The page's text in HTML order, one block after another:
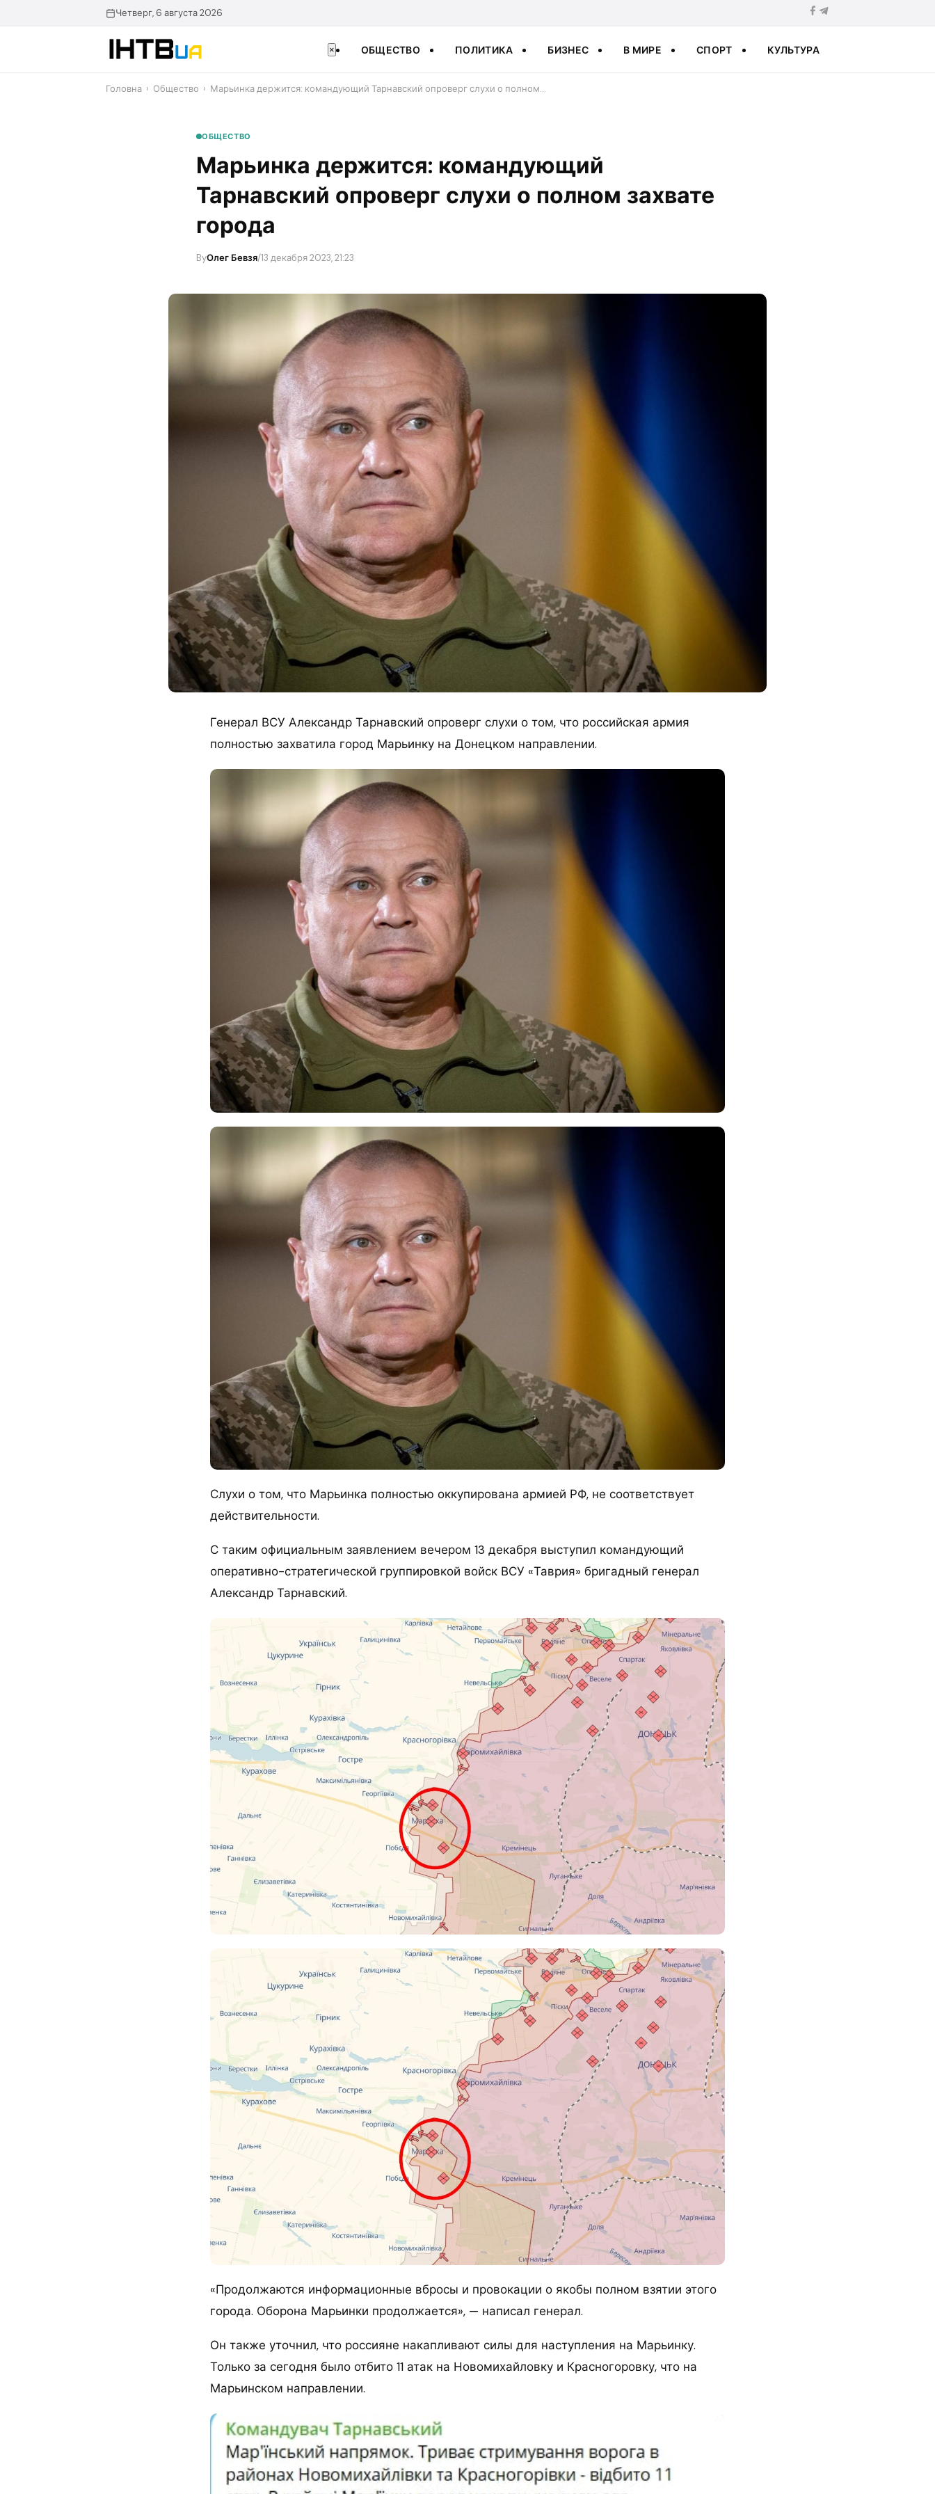
Четверг, 6 августа 2026
× ОБЩЕСТВО ПОЛИТИКА БИЗНЕС В МИРЕ СПОРТ КУЛЬТУРА
Головна › Общество › ​Марьинка держится: командующий Тарнавский опроверг слухи о полном…
ОБЩЕСТВО
​Марьинка держится: командующий
Тарнавский опроверг слухи о полном захвате
города
ByОлег Бевзя/13 декабря 2023, 21:23
Генерал ВСУ Александр Тарнавский опроверг слухи о том, что российская армия
полностью захватила город Марьинку на Донецком направлении.
Слухи о том, что Марьинка полностью оккупирована армией РФ, не соответствует
действительности.
С таким официальным заявлением вечером 13 декабря выступил командующий
оперативно-стратегической группировкой войск ВСУ «Таврия» бригадный генерал
Александр Тарнавский.
«Продолжаются информационные вбросы и провокации о якобы полном взятии этого
города. Оборона Марьинки продолжается», — написал генерал.
Он также уточнил, что россияне накапливают силы для наступления на Марьинку.
Только за сегодня было отбито 11 атак на Новомихайловку и Красногоровку, что на
Марьинском направлении.